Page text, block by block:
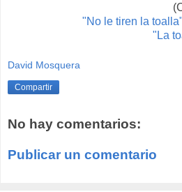
"No le tiren la toalla"
"La
David Mosquera
Compartir
No hay comentarios:
Publicar un comentario